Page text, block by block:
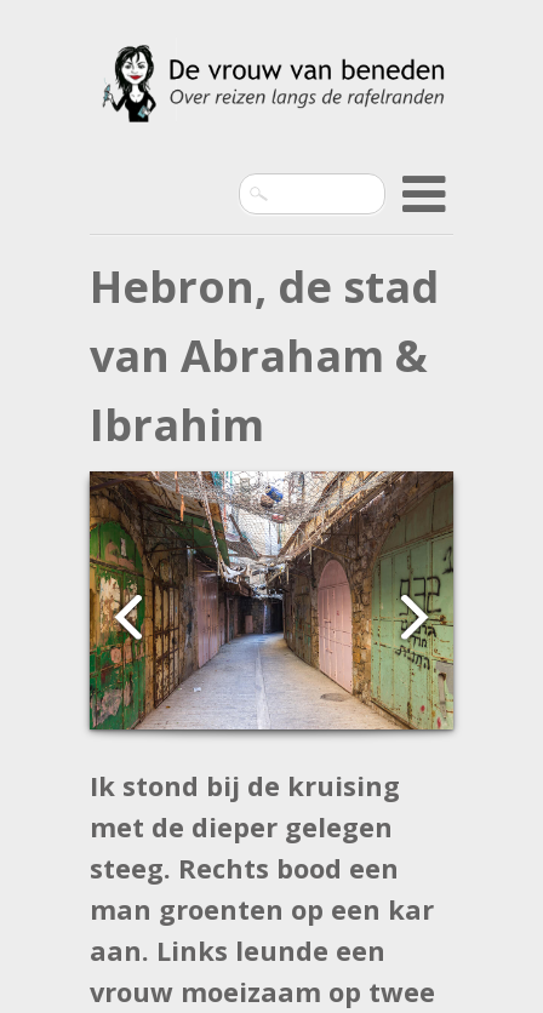
Search
Hebron, de stad
van Abraham &
Ibrahim
Ik stond bij de kruising
met de dieper gelegen
steeg. Rechts bood een
man groenten op een kar
aan. Links leunde een
vrouw moeizaam op twee